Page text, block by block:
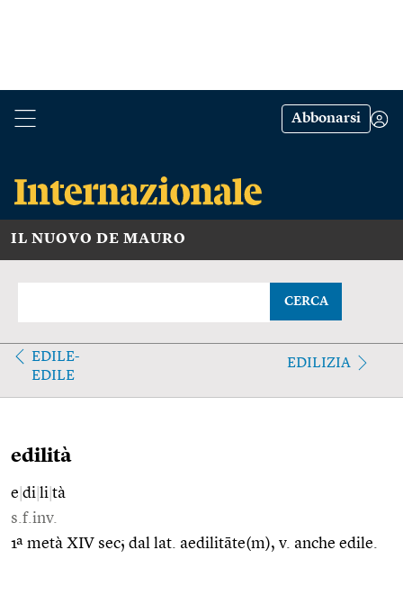
Abbonarsi
IL NUOVO DE MAURO
CERCA
EDILE-
EDILE
EDILIZIA
edilità
e di li tà
s.f.inv.
1ª metà XIV sec; dal lat. aedilitāte(m), v. anche edile.